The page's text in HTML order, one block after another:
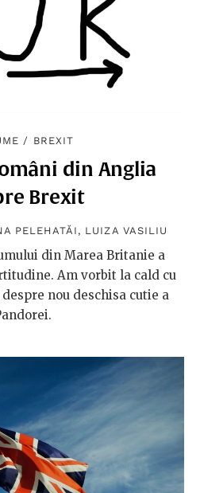
/ BREXIT
din Anglia
Brexit
PELEHATĂI , LUIZA VASILIU
din Marea Britanie a
Am vorbit la cald cu
nou deschisa cutie a